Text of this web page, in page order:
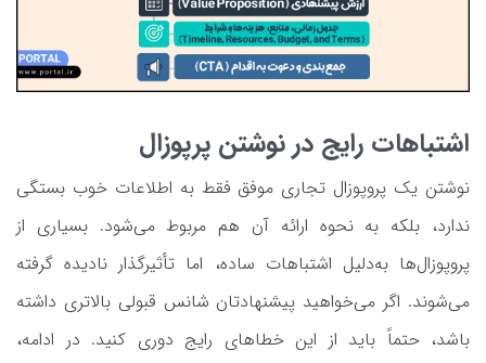
اشتباهات رایج در نوشتن پرپوزال
نوشتن یک پروپوزال تجاری موفق فقط به اطلاعات خوب بستگی
ندارد، بلکه به نحوه ارائه آن هم مربوط می‌شود. بسیاری از
پروپوزال‌ها به‌دلیل اشتباهات ساده، اما تأثیرگذار نادیده گرفته
می‌شوند. اگر می‌خواهید پیشنهادتان شانس قبولی بالاتری داشته
باشد، حتماً باید از این خطاهای رایج دوری کنید. در ادامه،